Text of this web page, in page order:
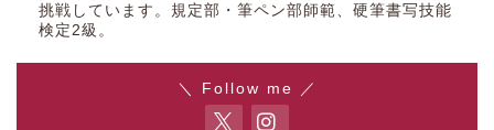
挑戦しています。規定部・筆ペン部師範、硬筆書写技能
検定2級。
＼ Follow me ／